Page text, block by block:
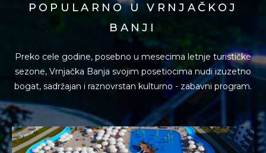
POPULARNO U VRNJAČKOJ
BANJI
Preko cele godine, posebno u mesecima letnje turističke
sezone, Vrnjačka Banja svojim posetiocima nudi izuzetno
bogat, sadržajan i raznovrstan kulturno - zabavni program.